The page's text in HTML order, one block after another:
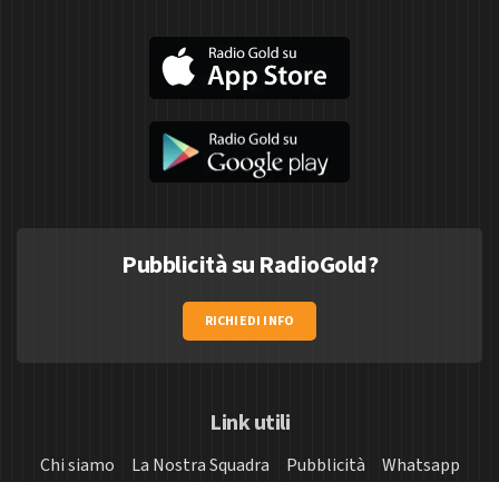
Pubblicità su RadioGold?
RICHIEDI INFO
Link utili
Chi siamo La Nostra Squadra Pubblicità
Whatsapp